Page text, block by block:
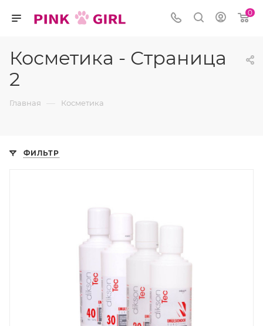
0
Косметика - Страница
2
Главная — Косметика
ФИЛЬТР